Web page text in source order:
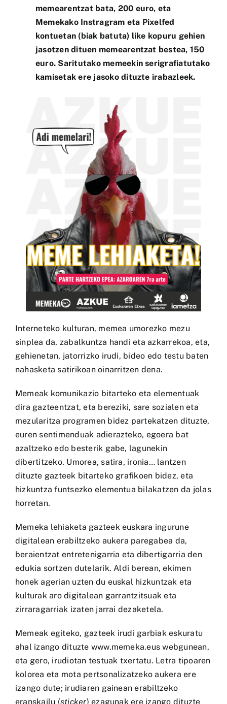
memearentzat bata, 200 euro, eta
Memekako Instragram eta Pixelfed
kontuetan (biak batuta) like kopuru gehien
jasotzen dituen memearentzat bestea, 150
euro. Saritutako memeekin serigrafiatutako
kamisetak ere jasoko dituzte irabazleek.
Interneteko kulturan, memea umorezko mezu
sinplea da, zabalkuntza handi eta azkarrekoa, eta,
gehienetan, jatorrizko irudi, bideo edo testu baten
nahasketa satirikoan oinarritzen dena.
Memeak komunikazio bitarteko eta elementuak
dira gazteentzat, eta bereziki, sare sozialen eta
mezularitza programen bidez partekatzen dituzte,
euren sentimenduak adierazteko, egoera bat
azaltzeko edo besterik gabe, lagunekin
dibertitzeko. Umorea, satira, ironia… lantzen
dituzte gazteek bitarteko grafikoen bidez, eta
hizkuntza funtsezko elementua bilakatzen da jolas
horretan.
Memeka lehiaketa gazteek euskara ingurune
digitalean erabiltzeko aukera paregabea da,
beraientzat entretenigarria eta dibertigarria den
edukia sortzen dutelarik. Aldi berean, ekimen
honek agerian uzten du euskal hizkuntzak eta
kulturak aro digitalean garrantzitsuak eta
zirraragarriak izaten jarrai dezaketela.
Memeak egiteko, gazteek irudi garbiak eskuratu
ahal izango dituzte www.memeka.eus webgunean,
eta gero, irudiotan testuak txertatu. Letra tipoaren
kolorea eta mota pertsonalizatzeko aukera ere
izango dute; irudiaren gainean erabiltzeko
eranskailu (sticker) ezagunak ere izango dituzte